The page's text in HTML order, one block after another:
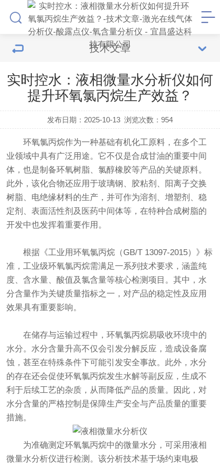
技术文章
实时控水：液相微量水分析仪如何
提升环氧氯丙烷生产效益？
发布日期：2025-10-13 浏览次数：954
环氧氯丙烷作为一种基础有机化工原料，在多个工
业领域中具有广泛用途。它不仅是合成甘油的重要中间
体，也是制备环氧树脂、氯醇橡胶等产品的关键原料。
此外，该化合物还应用于玻璃钢、胶粘剂、阳离子交换
树脂、电绝缘材料的生产，并可作为溶剂、增塑剂、稳
定剂、表面活性剂及医药中间体等，在特种合成树脂的
开发中也发挥着重要作用。
根据《工业用环氧氯丙烷（GB/T 13097-2015）》标
准，工业级环氧氯丙烷需满足一系列技术要求，涵盖纯
度、含水量、酸值及氯含量等核心检测项目。其中，水
分含量作为关键质量指标之一，对产品的稳定性及应用
效果具有重要影响。
在储存与运输过程中，环氧氯丙烷易吸收环境中的
水分。水分含量升高不仅会引发分解反应，造成设备腐
蚀，甚至在特殊条件下可能引发安全事故。此外，水分
的存在还会促使环氧氯丙烷发生水解等副反应，生成不
利于后续工艺的杂质，从而降低产品的质量。因此，对
水分含量的严格控制是保障生产安全与产品质量的重要
措施。
为准确测定环氧氯丙烷中的微量水分，可采用液相
微量水分析仪进行检测。该分析技术基于场约束电极